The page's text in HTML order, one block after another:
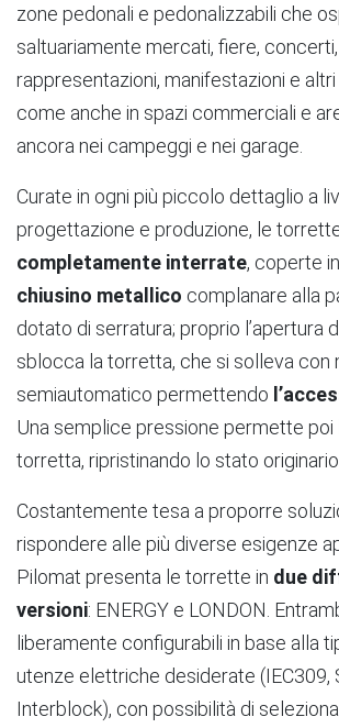
zone pedonali e pedonalizzabili che
saltuariamente mercati, fiere, concerti,
rappresentazioni, manifestazioni e
come anche in spazi commerciali e
ancora nei campeggi e nei garage.
Curate in ogni più piccolo dettaglio a
progettazione e produzione, le
completamente interrate, coperte
chiusino metallico complanare alla
dotato di serratura; proprio l’apertura
sblocca la torretta, che si solleva con
semiautomatico permettendo
Una semplice pressione permette poi
torretta, ripristinando lo stato
Costantemente tesa a proporre
rispondere alle più diverse esigenze
Pilomat presenta le torrette in due
versioni: ENERGY e LONDON.
liberamente configurabili in base alla
utenze elettriche desiderate (IEC309,
Interblock), con possibilità di